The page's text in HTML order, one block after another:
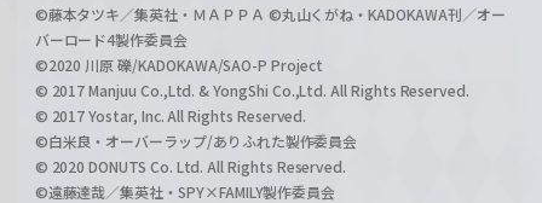
©藤本タツキ／集英社・ＭＡＰＰＡ ©丸山くがね・KADOKAWA刊／オー
バーロード4製作委員会
©2020 川原 礫/KADOKAWA/SAO-P Project
© 2017 Manjuu Co.,Ltd. & YongShi Co.,Ltd. All Rights Reserved.
© 2017 Yostar, Inc. All Rights Reserved.
©白米良・オーバーラップ/ありふれた製作委員会
© 2020 DONUTS Co. Ltd. All Rights Reserved.
©遠藤達哉／集英社・SPY×FAMILY製作委員会